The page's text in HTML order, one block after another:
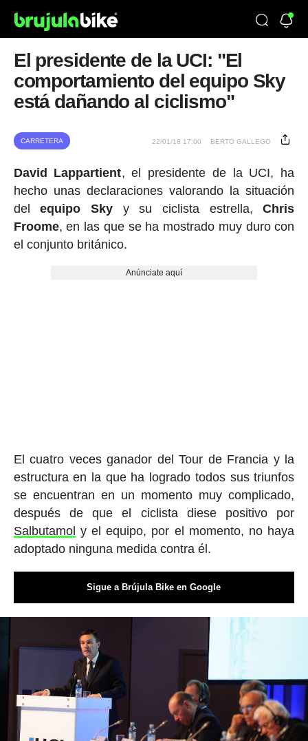
El presidente de la UCI: "El
comportamiento del equipo Sky
está dañando al ciclismo"
CARRETERA 22/01/18 17:00 BERTO GALLEGO
David Lappartient, el presidente de la UCI, ha
hecho unas declaraciones valorando la situación
delequipo Sky y su ciclista estrella,Chris
Froome, en las que se ha mostrado muy duro con
el conjunto británico.
Anúnciate aquí
El cuatro veces ganador del Tour de Francia y la
estructura en la que ha logrado todos sus triunfos
se encuentran en un momento muy complicado,
después de que el ciclista diese positivo por
Salbutamol y el equipo, por el momento, no haya
adoptado ninguna medida contra él.
Sigue a Brújula Bike en Google